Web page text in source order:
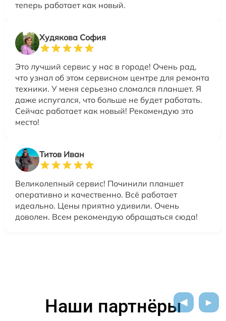
теперь работает как новый.
Худякова София
Это лучший сервис у нас в городе! Очень рад,
что узнал об этом сервисном центре для ремонта
техники. У меня серьезно сломался планшет. Я
даже испугался, что больше не будет работать.
Сейчас работает как новый! Рекомендую это
место!
Титов Иван
Великолепный сервис! Починили планшет
оперативно и качественно. Всё работает
идеально. Цены приятно удивили. Очень
доволен. Всем рекомендую обращаться сюда!
Наши партнёры